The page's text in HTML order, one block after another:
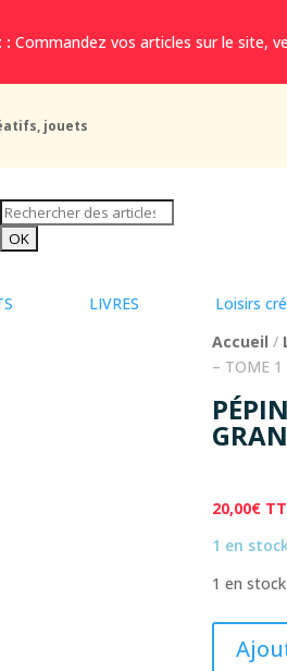
: Commandez vos articles sur le site,
jouets
LIVRES Loisirs
Accueil /
– TOME 1
20,00€
1 en
1 en stock